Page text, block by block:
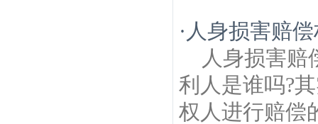
· 人身损害赔
人身损害
利人是谁吗?
权人进行赔偿